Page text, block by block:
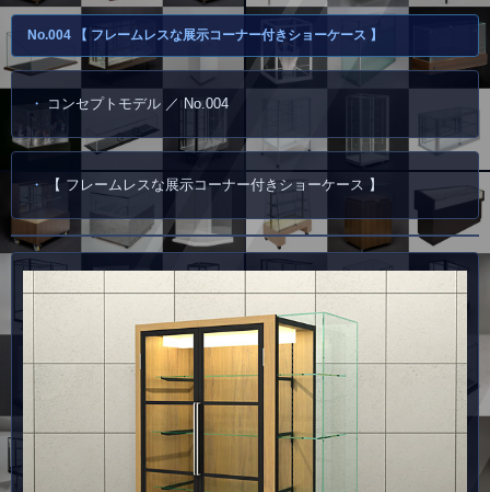
No.004 【 フレームレスな展示コーナー付きショーケース 】
コンセプトモデル ／ No.004
【 フレームレスな展示コーナー付きショーケース 】